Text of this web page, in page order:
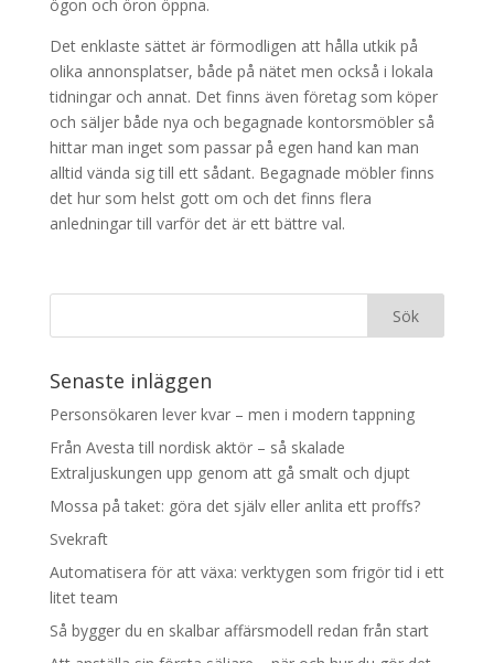
ögon och öron öppna.
Det enklaste sättet är förmodligen att hålla utkik på
olika annonsplatser, både på nätet men också i lokala
tidningar och annat. Det finns även företag som köper
och säljer både nya och begagnade kontorsmöbler så
hittar man inget som passar på egen hand kan man
alltid vända sig till ett sådant. Begagnade möbler finns
det hur som helst gott om och det finns flera
anledningar till varför det är ett bättre val.
Senaste inläggen
Personsökaren lever kvar – men i modern tappning
Från Avesta till nordisk aktör – så skalade
Extraljuskungen upp genom att gå smalt och djupt
Mossa på taket: göra det själv eller anlita ett proffs?
Svekraft
Automatisera för att växa: verktygen som frigör tid i ett
litet team
Så bygger du en skalbar affärsmodell redan från start